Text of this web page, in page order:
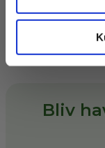
flere
Bliv